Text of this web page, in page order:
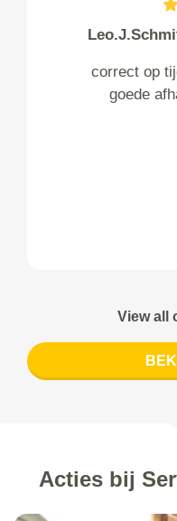
correct op
goede
View all
Acties bij